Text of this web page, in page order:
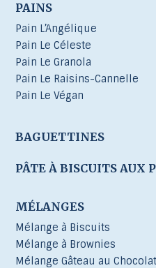
PAINS
Pain L’Angélique
Pain Le Céleste
Pain Le Granola
Pain Le Raisins-Cannelle
Pain Le Végan
BAGUETTINES
PÂTE À BISCUITS AUX
MÉLANGES
Mélange à Biscuits
Mélange à Brownies
Mélange Gâteau au Chocolat